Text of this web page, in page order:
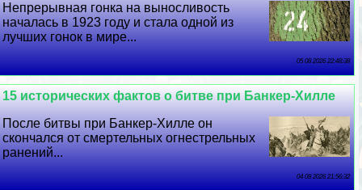
Непрерывная гонка на выносливость
началась в 1923 году и стала одной из
лучших гонок в мире...
05 08 2026 22:48:38
15 исторических фактов о битве при Банкер-Хилле
После битвы при Банкер-Хилле он
скончался от cмepтельных огнестрельных
ранений...
04 08 2026 21:56:32